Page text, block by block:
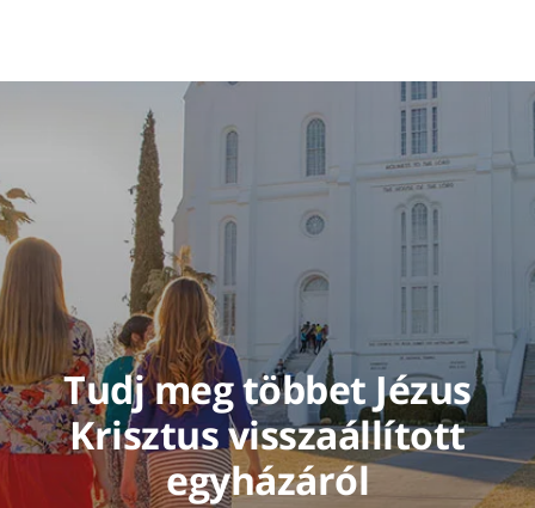
Tudj meg többet Jézus
Krisztus visszaállított
egyházáról